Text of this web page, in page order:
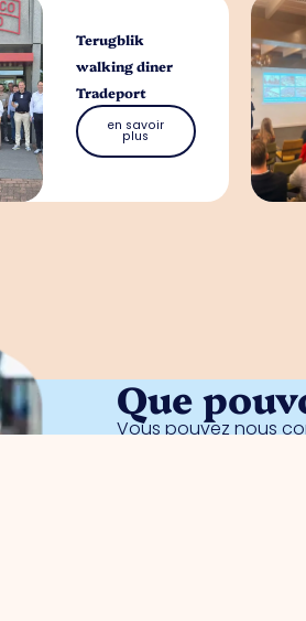
Terugblik
walking diner
Tradeport
en savoir
plus
Que
Vous pouvez nous